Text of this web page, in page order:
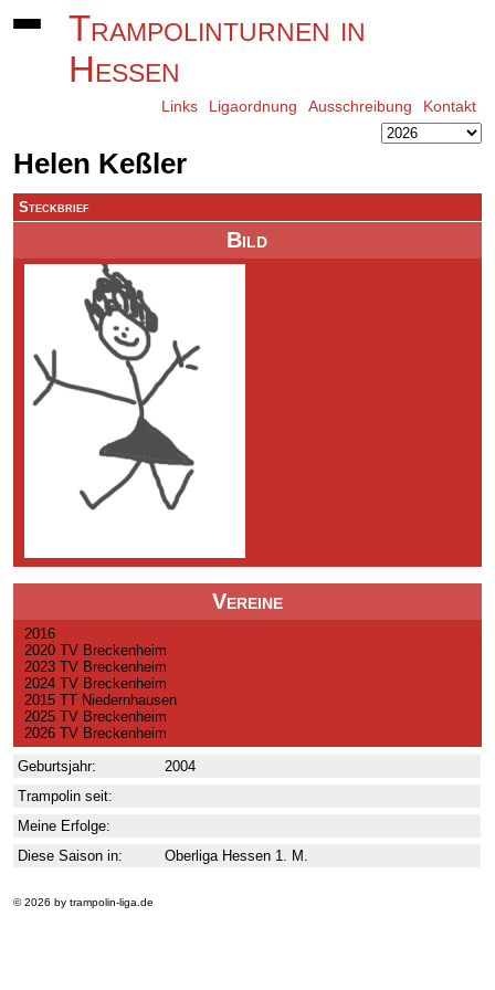
Trampolinturnen in
Hessen
Links Ligaordnung Ausschreibung Kontakt
Helen Keßler
Bild
Vereine
2016
2020 TV Breckenheim
2023 TV Breckenheim
2024 TV Breckenheim
2015 TT Niedernhausen
2025 TV Breckenheim
2026 TV Breckenheim
Steckbrief
Geburtsjahr:
2004
Trampolin seit:
Meine Erfolge:
Diese Saison in:
Oberliga Hessen 1. M.
© 2026 by trampolin-liga.de